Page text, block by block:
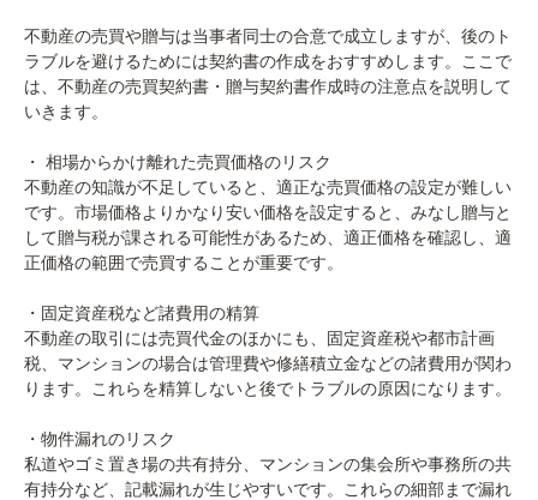
不動産の売買や贈与は当事者同士の合意で成立しますが、後のト
ラブルを避けるためには契約書の作成をおすすめします。ここで
は、不動産の売買契約書・贈与契約書作成時の注意点を説明して
いきます。
・ 相場からかけ離れた売買価格のリスク
不動産の知識が不足していると、適正な売買価格の設定が難しい
です。市場価格よりかなり安い価格を設定すると、みなし贈与と
して贈与税が課される可能性があるため、適正価格を確認し、適
正価格の範囲で売買することが重要です。
・固定資産税など諸費用の精算
不動産の取引には売買代金のほかにも、固定資産税や都市計画
税、マンションの場合は管理費や修繕積立金などの諸費用が関わ
ります。これらを精算しないと後でトラブルの原因になります。
・物件漏れのリスク
私道やゴミ置き場の共有持分、マンションの集会所や事務所の共
有持分など、記載漏れが生じやすいです。これらの細部まで漏れ